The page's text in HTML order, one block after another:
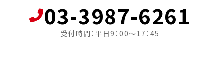
03-3987-6261
受付時間：平日9：00～17：45